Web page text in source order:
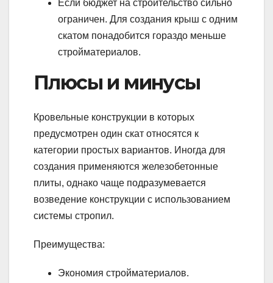
Если бюджет на строительство сильно
ограничен. Для создания крыш с одним
скатом понадобится гораздо меньше
стройматериалов.
Плюсы и минусы
Кровельные конструкции в которых
предусмотрен один скат относятся к
категории простых вариантов. Иногда для
создания применяются железобетонные
плиты, однако чаще подразумевается
возведение конструкции с использованием
системы стропил.
Преимущества:
Экономия стройматериалов.